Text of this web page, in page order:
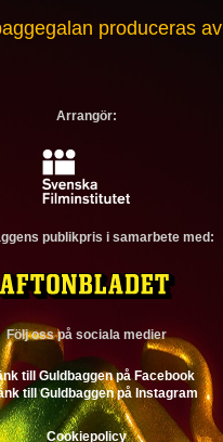
produceras av
Arrangör:
publikpris i samarbete med:
Följ oss på sociala medier
Cookiepolicy